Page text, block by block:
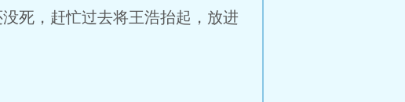
死，赶忙过去将王浩抬起，放进